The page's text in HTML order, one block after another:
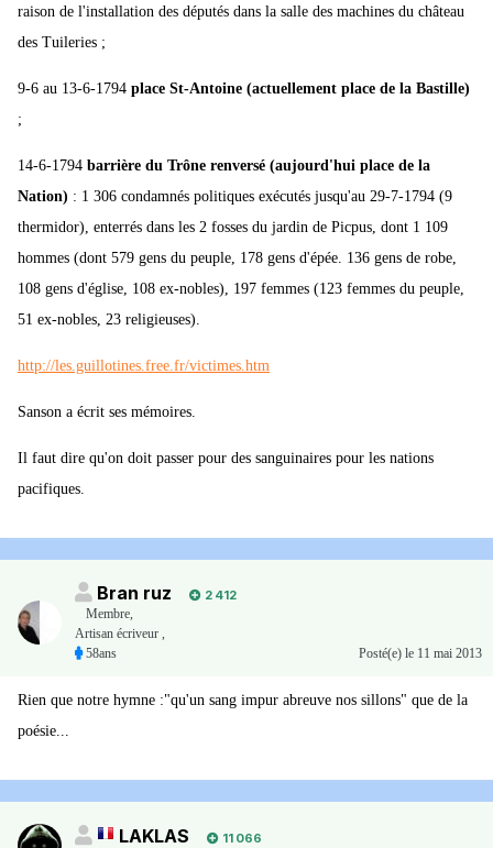
raison de l'installation des députés dans la salle des machines du château
des Tuileries ;
9-6 au 13-6-1794 place St-Antoine (actuellement place de la Bastille)
;
14-6-1794 barrière du Trône renversé (aujourd'hui place de la
Nation) : 1 306 condamnés politiques exécutés jusqu'au 29-7-1794 (9
thermidor), enterrés dans les 2 fosses du jardin de Picpus, dont 1 109
hommes (dont 579 gens du peuple, 178 gens d'épée. 136 gens de robe,
108 gens d'église, 108 ex-nobles), 197 femmes (123 femmes du peuple,
51 ex-nobles, 23 religieuses).
http://les.guillotines.free.fr/victimes.htm
Sanson a écrit ses mémoires.
Il faut dire qu'on doit passer pour des sanguinaires pour les nations
pacifiques.
Bran ruz
2 412
Membre,
Artisan écriveur ,
58ans
Posté(e) le 11 mai 2013
Rien que notre hymne :"qu'un sang impur abreuve nos sillons" que de la
poésie...
LAKLAS
11 066